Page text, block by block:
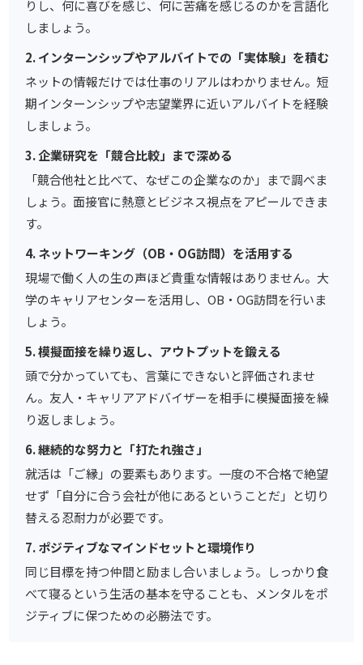
りし、何に喜びを感じ、何に苦痛を感じるのかを言語化
しましょう。
2. インターンシップやアルバイトでの「実体験」を積む
ネットの情報だけでは仕事のリアルはわかりません。短
期インターンシップや志望業界に近いアルバイトを経験
しましょう。
3. 企業研究を「競合比較」まで深める
「競合他社と比べて、なぜこの企業なのか」まで調べま
しょう。面接官に熱意とビジネス視点をアピールできま
す。
4. ネットワーキング（OB・OG訪問）を活用する
現場で働く人の生の声ほど貴重な情報はありません。大
学のキャリアセンターを活用し、OB・OG訪問を行いま
しょう。
5. 模擬面接を繰り返し、アウトプットを鍛える
頭で分かっていても、言葉にできないと評価されませ
ん。友人・キャリアアドバイザーを相手に模擬面接を繰
り返しましょう。
6. 継続的な努力と「打たれ強さ」
就活は「ご縁」の要素もあります。一度の不合格で絶望
せず「自分に合う会社が他にあるということだ」と切り
替える忍耐力が必要です。
7. ポジティブなマインドセットと環境作り
同じ目標を持つ仲間と励まし合いましょう。しっかり食
べて寝るという生活の基本を守ることも、メンタルをポ
ジティブに保つための必勝法です。